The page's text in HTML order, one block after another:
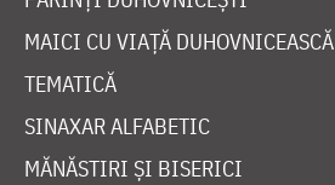
MAICI CU VIAȚĂ DUHOVNICEASCĂ
TEMATICĂ
SINAXAR ALFABETIC
MĂNĂSTIRI ȘI BISERICI